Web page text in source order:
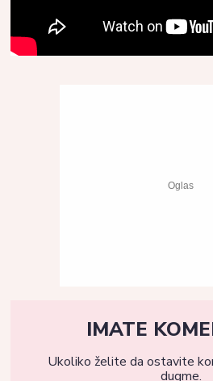
IMATE
Ukoliko želite da ostavite
dugme.